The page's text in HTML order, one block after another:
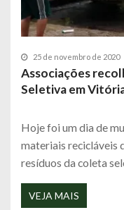
25 de novembro de 2020
Associações
Seletiva em
Hoje foi um dia de
materiais recicláveis
resíduos da coleta
VEJA MAIS